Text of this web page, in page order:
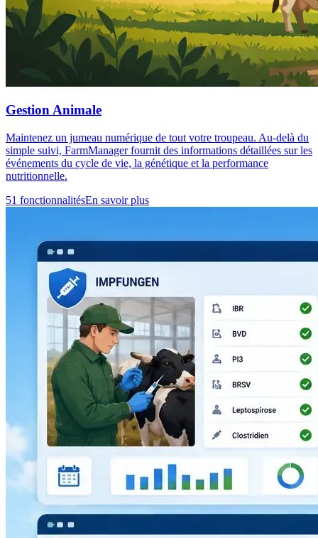
Gestion Animale
Maintenez un jumeau numérique de tout votre troupeau. Au-delà du
simple suivi, FarmManager fournit des informations détaillées sur les
événements du cycle de vie, la génétique et la performance
nutritionnelle.
51 fonctionnalitésEn savoir plus